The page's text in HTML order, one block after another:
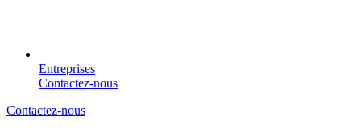
Entreprises
Contactez-nous
Contactez-nous